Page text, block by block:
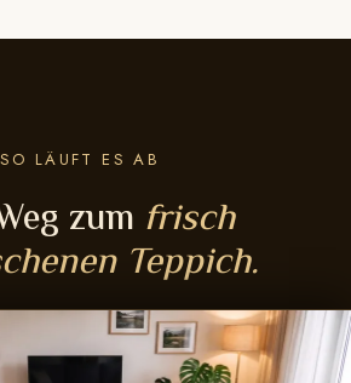
SO LÄUFT ES AB
zum frisch
Teppich.